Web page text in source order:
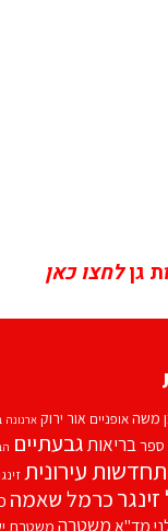
גןלחצו כאן
משהאופניים אור ירוק ארנונה
ספרבריאותגבעתיים
עירונית
כרמל שאמה
מד''א משטרה משטרת